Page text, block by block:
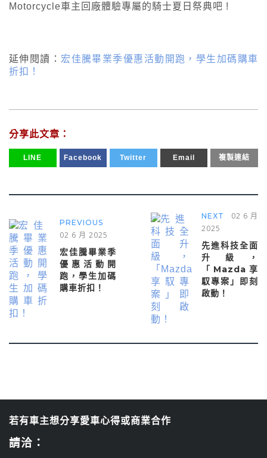
Motorcycle車主回廠體驗專屬的騎士夏日祭典吧 !
延伸閱讀： 宏佳騰畢業季優惠活動開跑，學生加碼購車
折扣！
分享此文章：
LINE Facebook Twitter Email 複製連結
PREVIOUS
02 6 月 2025
宏佳騰畢業季
優惠活動開
跑，學生加碼
購車折扣！
NEXT
02 6 月
2025
先進科技全面
升級，
「Mazda享
馭專案」即刻
啟動！
若有車主想分享愛車心得或商業合作
請洽：